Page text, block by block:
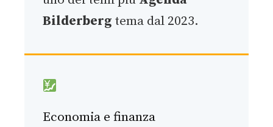
Bilderberg tema dal 2023.
Economia e finanza